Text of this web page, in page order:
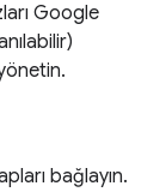
Google
bağlayın.